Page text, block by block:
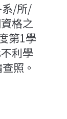
系/所/
格之
第1學
利學
照。